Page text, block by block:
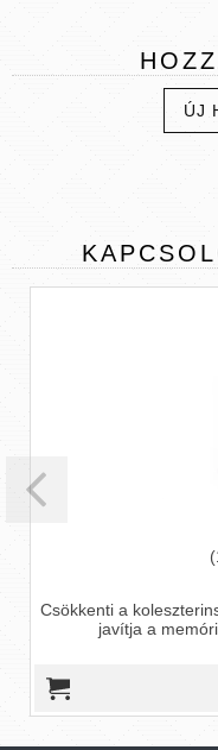
ÚJ
Csökkenti a
javítja a